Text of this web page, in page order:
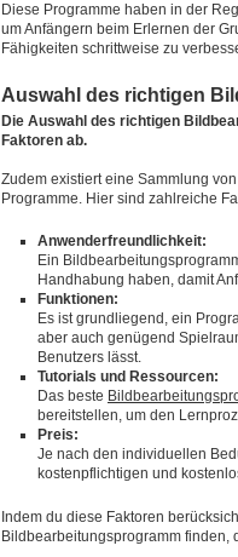
Diese Programme haben in der
um Anfängern beim Erlernen der
Fähigkeiten schrittweise zu
Auswahl des richtigen
Die Auswahl des richtigen
Faktoren ab.
Zudem existiert eine Sammlung
Programme. Hier sind zahlreiche
Anwenderfreundlichkeit:
Ein
Handhabung haben, damit
Funktionen:
Es ist grundliegend, ein
aber auch genügend
Benutzers lässt.
Tutorials und Ressourcen:
Das beste
bereitstellen, um den
Preis:
Je nach den individuellen
kostenpflichtigen und
Indem du diese Faktoren
Bildbearbeitungsprogramm finden,